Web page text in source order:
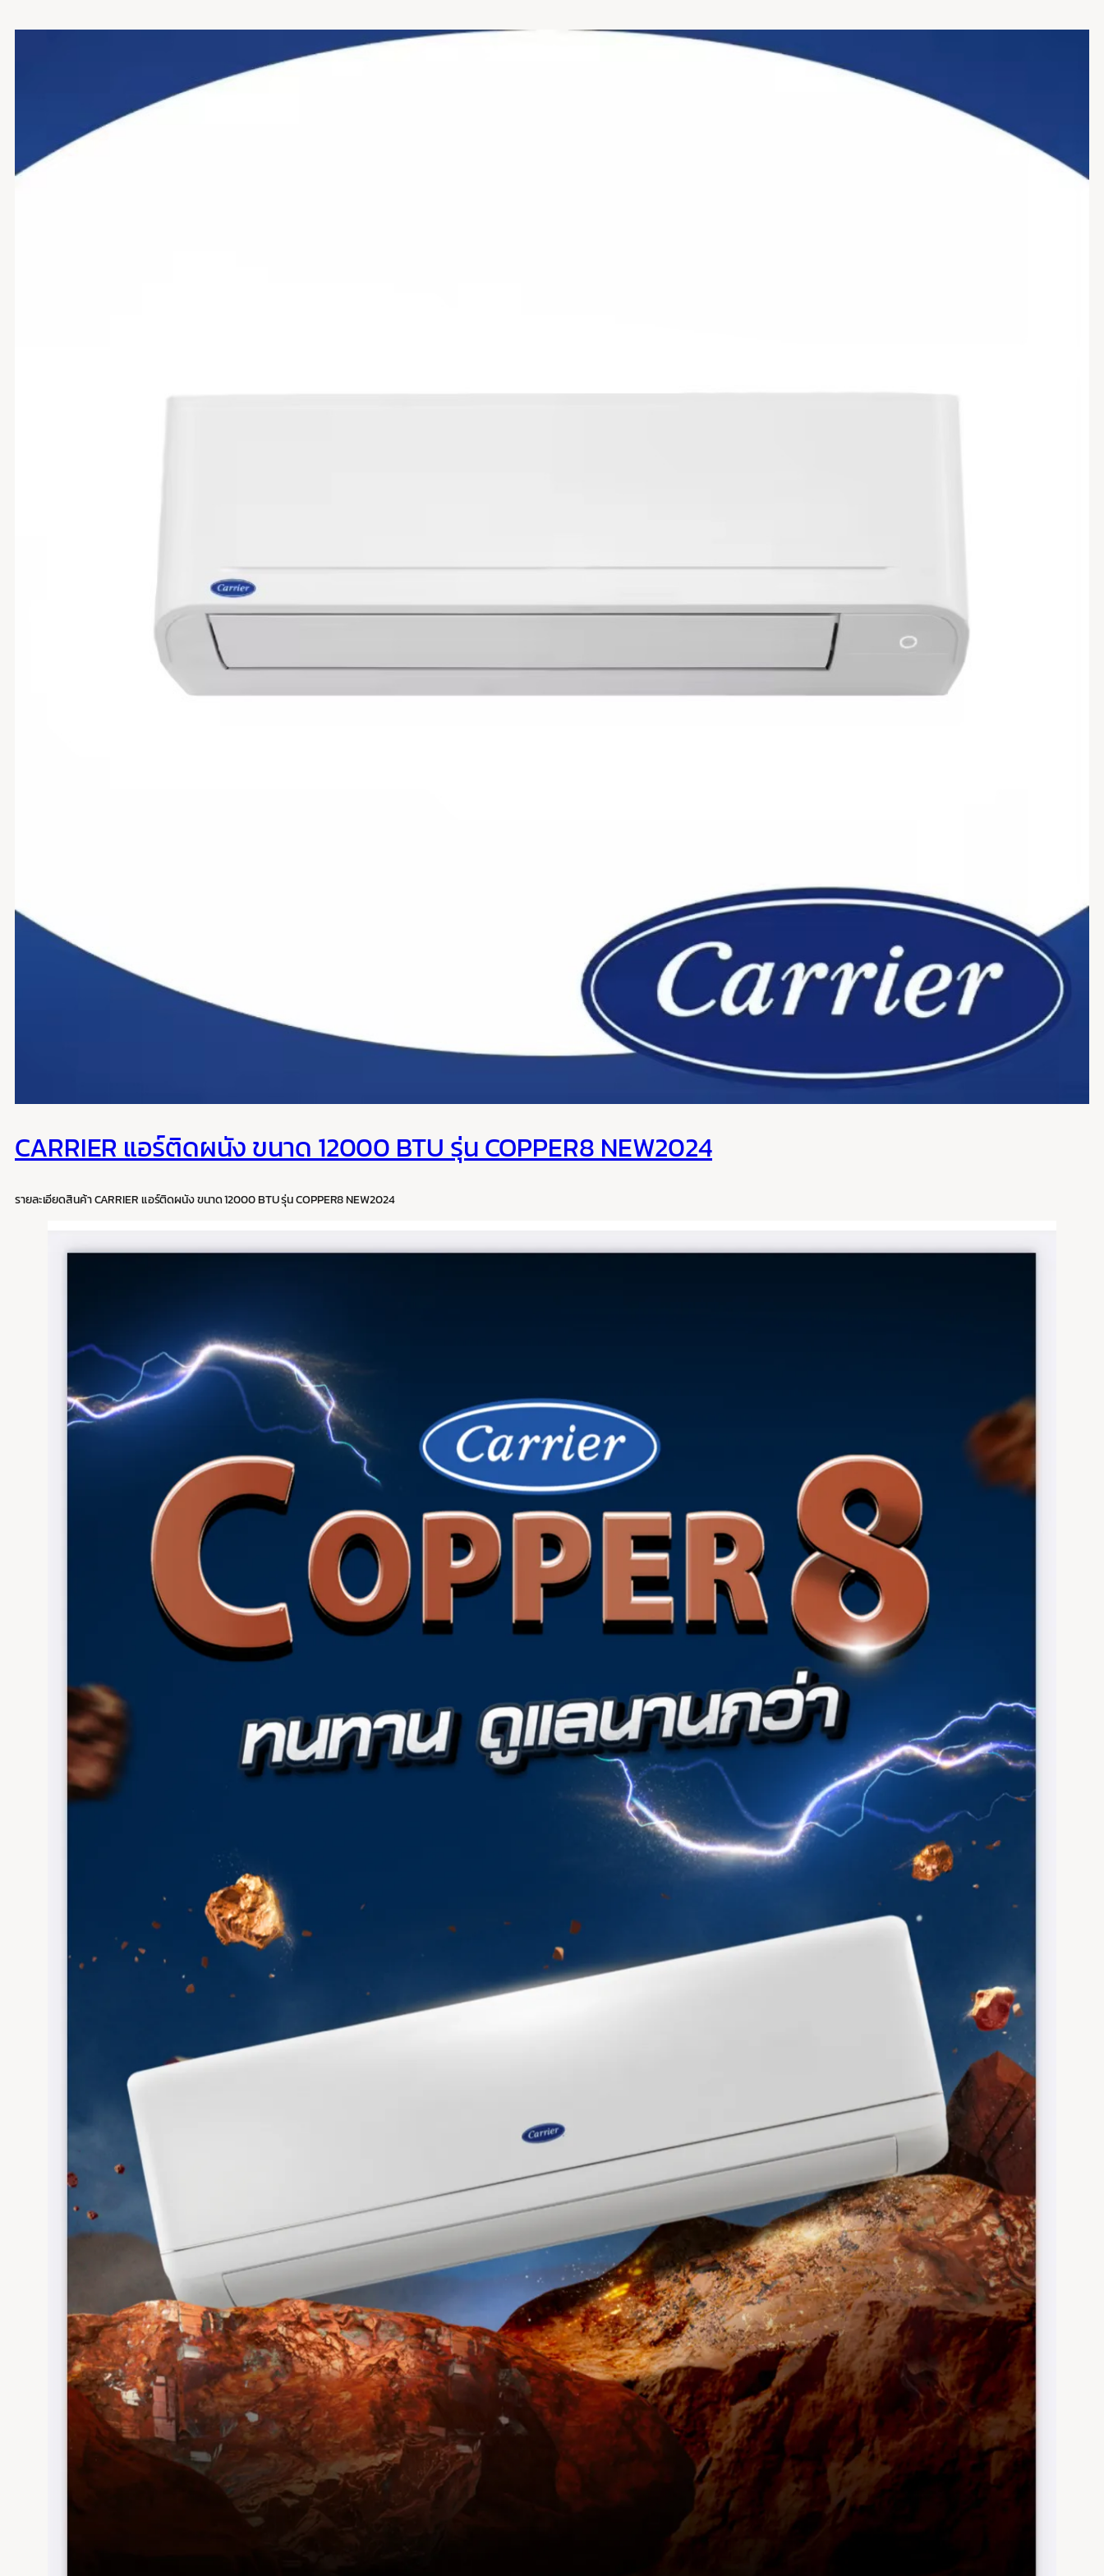
CARRIER แอร์ติดผนัง ขนาด 12000 BTU รุ่น COPPER8 NEW2024
รายละเอียดสินค้า CARRIER แอร์ติดผนัง ขนาด 12000 BTU รุ่น COPPER8 NEW2024